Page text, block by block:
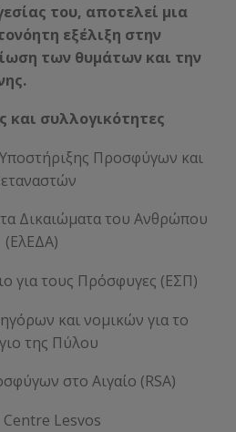
του, αποτελεί μια
εξέλιξη στην
των θυμάτων και την
και συλλογικότητες
Προσφύγων και
Δικαιώματα του Ανθρώπου
(ΕλΕΔΑ)
για τους Πρόσφυγες (ΕΣΠ)
και νομικών για το
της Πύλου
στο Αιγαίο (RSA)
Centre Lesvos